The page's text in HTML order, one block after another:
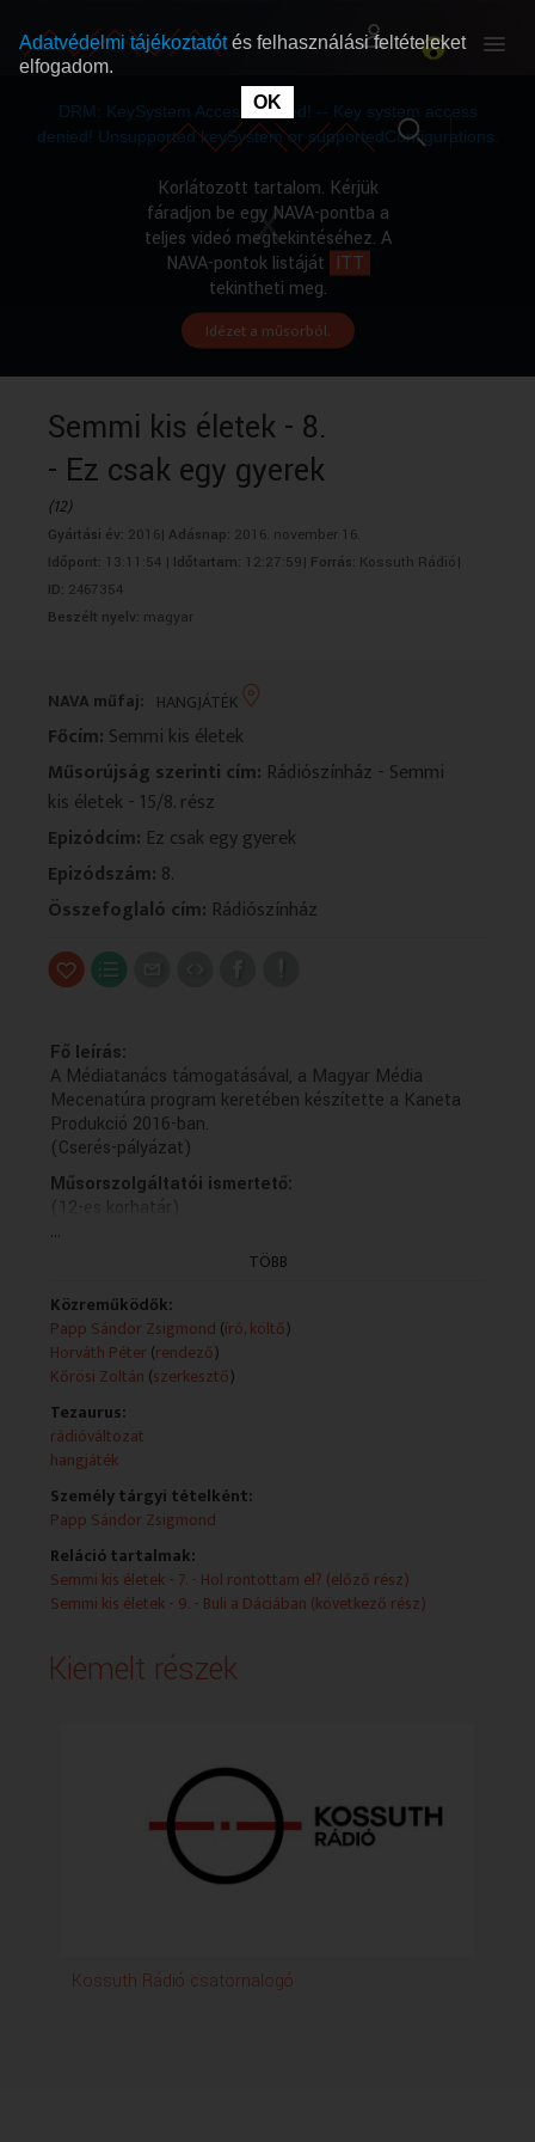
RÓLUNK
RÓLUNK
DRM: KeySystem Access Denied! -- Key system access
denied! Unsupported keySystem or supportedConfigurations.
Korlátozott tartalom. Kérjük
fáradjon be egy NAVA-pontba a
teljes videó megtekintéséhez. A
NAVA-pontok listáját ITT
tekintheti meg.
Idézet a műsorból.
Semmi kis életek - 8.
- Ez csak egy gyerek
(12)
Gyártási év: 2016| Adásnap: 2016. november 16.
Időpont: 13:11:54 | Időtartam: 12:27:59| Forrás: Kossuth Rádió|
ID: 2467354
Beszélt nyelv: magyar
NAVA műfaj: HANGJÁTÉK
Főcím: Semmi kis életek
Műsorújság szerinti cím: Rádiószínház - Semmi
kis életek - 15/8. rész
Epizódcím: Ez csak egy gyerek
Epizódszám: 8.
Összefoglaló cím: Rádiószínház
Fő leírás:
A Médiatanács támogatásával, a Magyar Média
Mecenatúra program keretében készítette a Kaneta
Produkció 2016-ban.
(Cserés-pályázat)
Műsorszolgáltatói ismertető:
(12-es korhatár)
- Ez csak egy gyerek
Papp Sándor Zsigmond regényének rádióváltozata
Eszter: Létay Dóra
Zmeura: Rácz Tibor
Mihai: Dunai Tamás
Roland: Kékesi Gábor
Zenei szerkesztő: Hortobágyi László
Hangmérnök: Drobek Attila
Rendezte: Horváth Péter
A Médiatanács támogatásával, a Magyar Média
Mecenatúra program keretében készítette a Kaneta
(15/9. rész holnap K 13.06)
(Cserés pályázat)
...
TÖBB
Közreműködők:
Papp Sándor Zsigmond (író, költő)
Horváth Péter(rendező)
Kőrösi Zoltán (szerkesztő)
Tezaurus:
rádióváltozat
hangjáték
Személy tárgyi tételként:
Papp Sándor Zsigmond
Reláció tartalmak:
Semmi kis életek - 7. - Hol rontottam el? (előző rész)
Semmi kis életek - 9. - Buli a Dáciában (következő rész)
Kiemelt részek
Kossuth Rádió csatornalogó
Adatvédelmi tájékoztatótés felhasználási feltételeket
elfogadom.
OK